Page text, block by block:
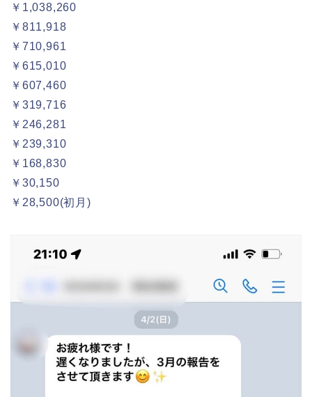
￥1,038,260
￥811,918
￥710,961
￥615,010
￥607,460
￥319,716
￥246,281
￥239,310
￥168,830
￥30,150
￥28,500(初月)